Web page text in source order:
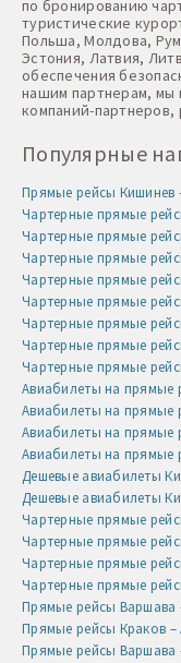
по бронированию
туристические
Польша, Молдова,
Эстония, Латвия,
обеспечения
нашим партнерам, мы
компаний-партнеров,
Популярные
Прямые рейсы Кишинев
Чартерные прямые
Чартерные прямые
Чартерные прямые
Чартерные прямые
Чартерные прямые
Чартерные прямые
Чартерные прямые
Чартерные прямые
Авиабилеты на прямые
Авиабилеты на прямые
Авиабилеты на прямые
Авиабилеты на прямые
Дешевые авиабилеты
Дешевые авиабилеты
Чартерные прямые
Чартерные прямые
Чартерные прямые
Чартерные прямые
Прямые рейсы Варшава
Прямые рейсы Краков –
Прямые рейсы Варшава